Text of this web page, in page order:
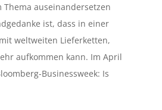
auseinandersetzen
ist, dass in einer
weltweiten Lieferketten,
aufkommen kann. Im April
Businessweek: Is